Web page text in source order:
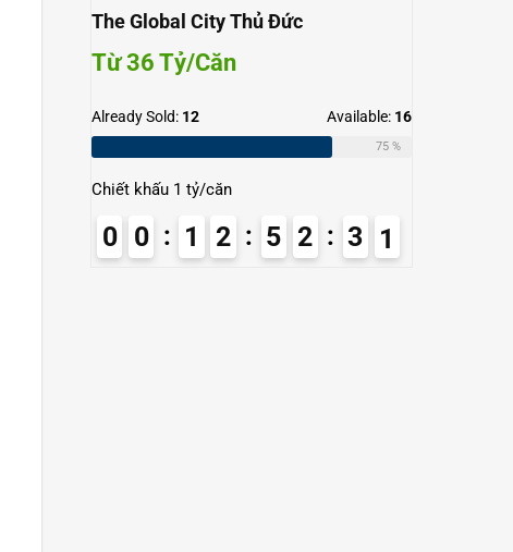
The Global City Thủ Đức
Từ 36 Tỷ/Căn
Already Sold: 12 Available: 16
75 %
Chiết khấu 1 tỷ/căn
0 0 1 2 5 2 3 0